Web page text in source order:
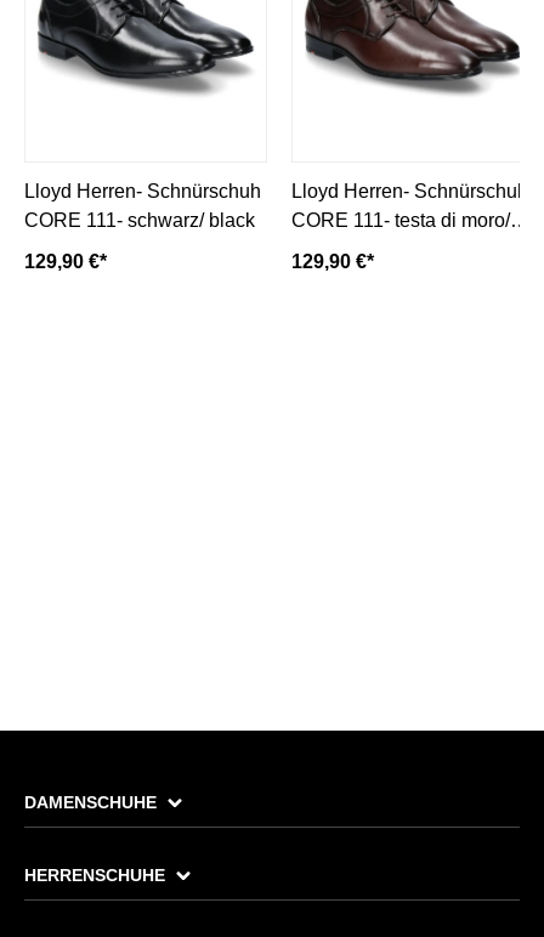
Lloyd Herren- Schnürschuh
CORE 111- schwarz/ black
129,90 €*
Lloyd Herren- Schnürschuh
CORE 111- testa di moro/
dunkelbraun
129,90 €*
DAMENSCHUHE
HERRENSCHUHE